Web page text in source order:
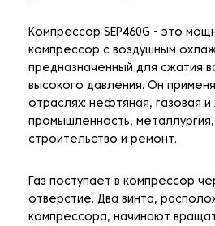
Компрессор SEP460G - это
компрессор с воздушным
предназначенный для сжатия
высокого давления. Он
отраслях: нефтяная, газовая и
промышленность, металлургия,
строительство и ремонт.
Газ поступает в компрессор
отверстие. Два винта,
компрессора, начинают